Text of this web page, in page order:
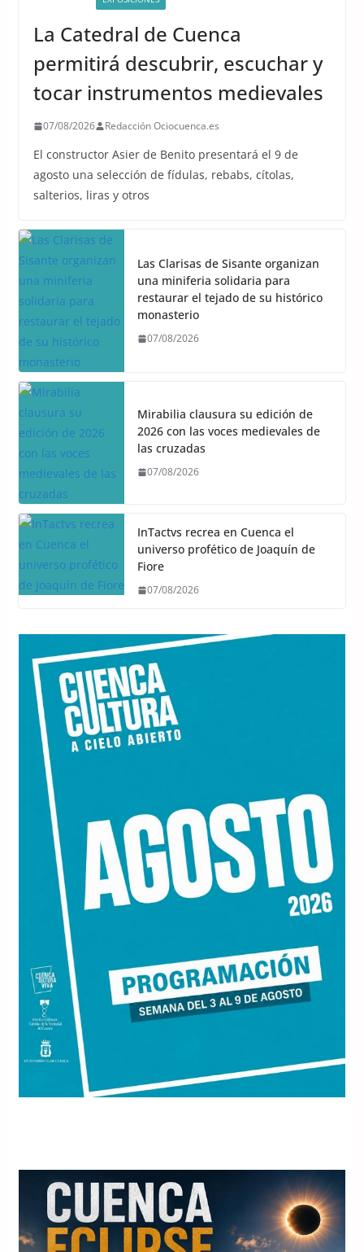
La Catedral de Cuenca
permitirá descubrir, escuchar y
tocar instrumentos medievales
07/08/2026 Redacción Ociocuenca.es
El constructor Asier de Benito presentará el 9 de
agosto una selección de fídulas, rebabs, cítolas,
salterios, liras y otros
Las Clarisas de Sisante organizan
una miniferia solidaria para
restaurar el tejado de su histórico
monasterio
07/08/2026
Mirabilia clausura su edición de
2026 con las voces medievales de
las cruzadas
07/08/2026
InTactvs recrea en Cuenca el
universo profético de Joaquín de
Fiore
07/08/2026